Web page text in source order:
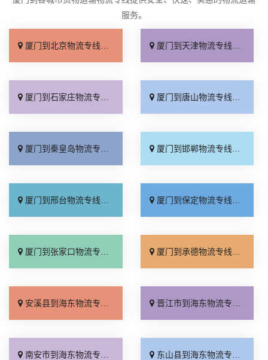
服务。
厦门到北京物流专线_直达不中转「送货到门」 厦门到天津物流专线_运保时效「高效快运」
厦门到石家庄物流专线_准时准点「多少公里」 厦门到唐山物流专线_全境派送「收费介绍」
厦门到秦皇岛物流专线_高效运输「运保时效」 厦门到邯郸物流专线_物流拼车「全境配送」
厦门到邢台物流专线_专业靠谱「上门提货」 厦门到保定物流专线_全程直达「高效运输」
厦门到张家口物流专线_全境派送「多久能到」 厦门到承德物流专线_专业调车「合理收费」
安溪县到海东物流专线_诚信为先「专线快运」 晋江市到海东物流专线_专业调车「资质齐全」
南安市到海东物流专线_送货到门「定点发车」 东山县到海东物流专线_价格实惠「专线直达」